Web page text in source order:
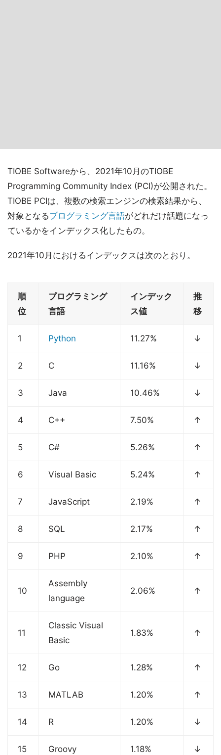
TIOBE Softwareから、2021年10月のTIOBE
Programming Community Index (PCI)が公開された。
TIOBE PCIは、複数の検索エンジンの検索結果から、
対象となるプログラミング言語がどれだけ話題になっ
ているかをインデックス化したもの。
2021年10月におけるインデックスは次のとおり。
順
位
プログラミング
言語
インデック
ス値
推
移
1 Python 11.27% ↓
2 C 11.16% ↓
3 Java 10.46% ↓
4 C++ 7.50% ↑
5 C# 5.26% ↑
6 Visual Basic 5.24% ↑
7 JavaScript 2.19% ↑
8 SQL 2.17% ↑
9 PHP 2.10% ↑
10
Assembly
language
2.06% ↑
11
Classic Visual
Basic
1.83% ↑
12 Go 1.28% ↑
13 MATLAB 1.20% ↑
14 R 1.20% ↓
15 Groovy 1.18% ↓